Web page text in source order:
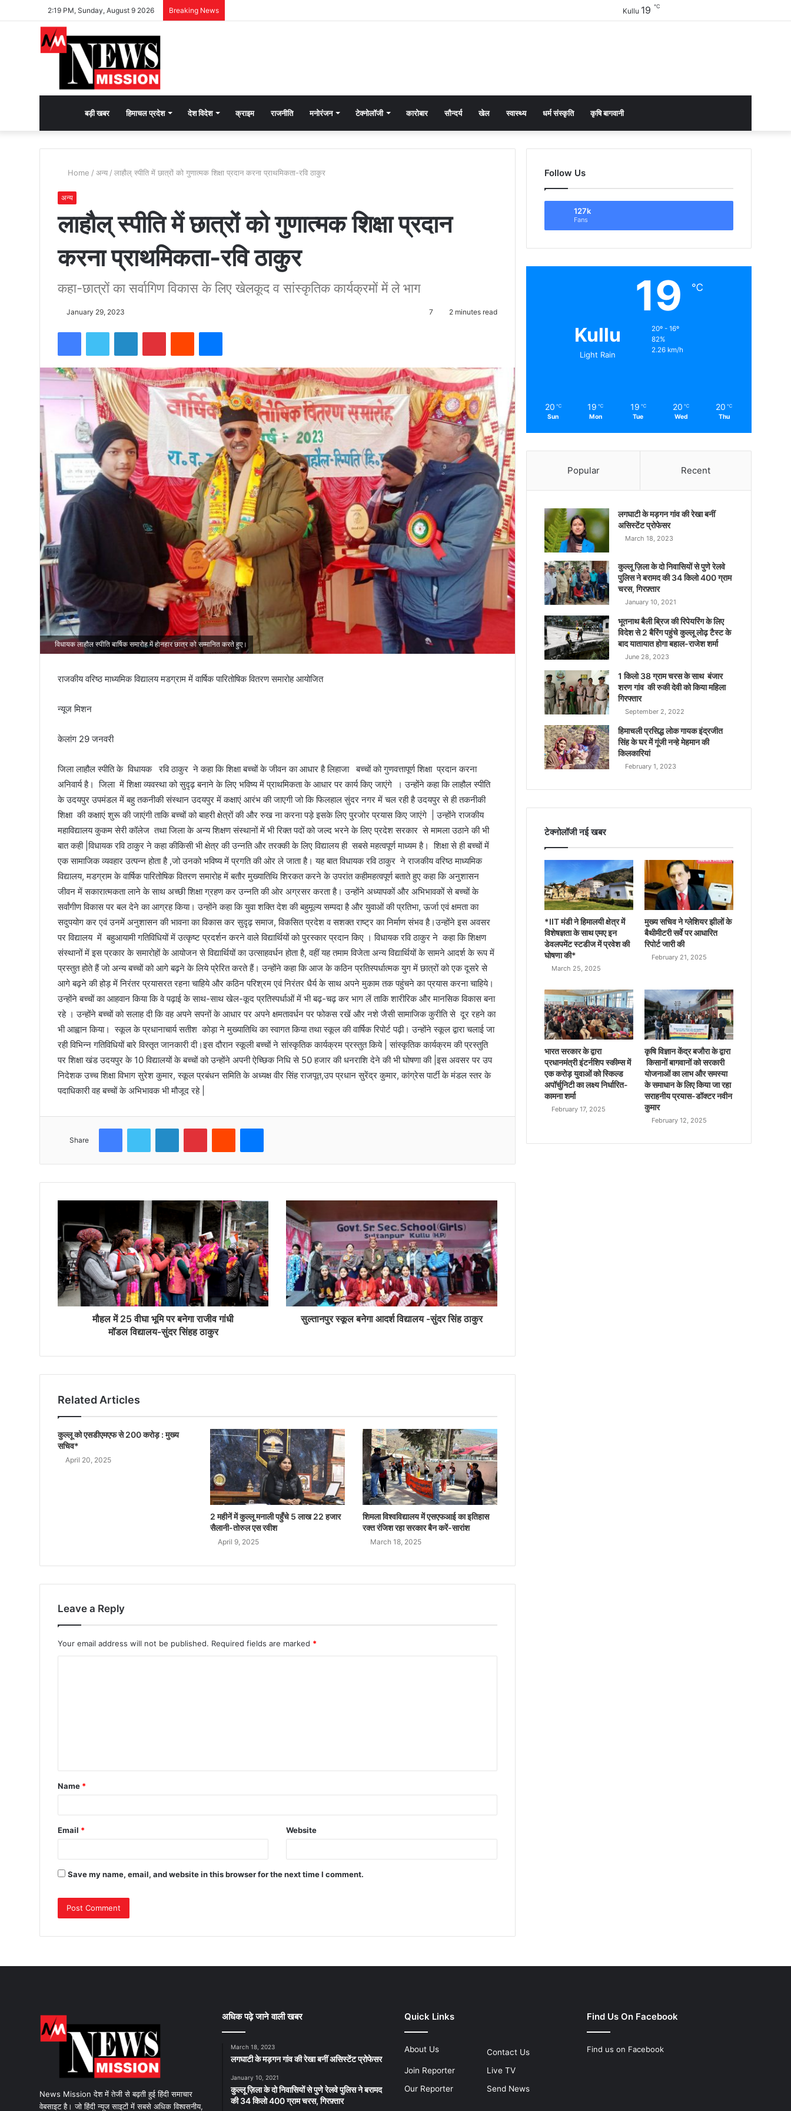
2:19 PM, Sunday, August 9 2026 Breaking News Kullu 19 ℃
भक्ति
भावना
जगाने
को
उंची
चोटी
फहराया
बड़ी खबर हिमाचल प्रदेश देश विदेश क्राइम राजनीति मनोरंजन टेक्नोलॉजी कारोबार सौन्दर्य खेल स्वास्थ्य धर्म संस्कृति कृषि बागवानी
Home / अन्य / लाहौल् स्पीति में छात्रों को गुणात्मक शिक्षा प्रदान करना प्राथमिकता-रवि ठाकुर
अन्य
लाहौल् स्पीति में छात्रों को गुणात्मक शिक्षा प्रदान
करना प्राथमिकता-रवि ठाकुर
कहा-छात्रों का सर्वागिण विकास के लिए खेलकूद व सांस्कृतिक कार्यक्रमों में ले भाग
January 29, 2023 7 2 minutes read
विधायक लाहौल स्पीति बार्षिक समारोह में हाेनहार छात्र को सम्मानित करते हुए।
राजकीय वरिष्ठ माध्यमिक विद्यालय मडग्राम में वार्षिक पारितोषिक वितरण समारोह आयोजित
न्यूज मिशन
केलांग 29 जनवरी
जिला लाहौल स्पीति के विधायक रवि ठाकुर ने कहा कि शिक्षा बच्चों के जीवन का आधार है लिहाजा बच्चों को गुणवत्तापूर्ण शिक्षा प्रदान करना
अनिवार्य है। जिला में शिक्षा व्यवस्था को सुदृढ़ बनाने के लिए भविष्य में प्राथमिकता के आधार पर कार्य किए जाएंगे । उन्होंने कहा कि लाहौल स्पीति
के उदयपुर उपमंडल में बहु तकनीकी संस्थान उदयपुर में कक्षाएं आरंभ की जाएगी जो कि फिलहाल सुंदर नगर में चल रही है उदयपुर से ही तकनीकी
शिक्षा की कक्षाएं शुरू की जाएंगी ताकि बच्चों को बाहरी क्षेत्रों की और रुख ना करना पड़े इसके लिए पुरजोर प्रयास किए जाएंगे | उन्होंने राजकीय
महाविद्यालय कुकम सेरी कॉलेज तथा जिला के अन्य शिक्षण संस्थानों में भी रिक्त पदों को जल्द भरने के लिए प्रदेश सरकार से मामला उठाने की भी
बात कही |विधायक रवि ठाकुर ने कहा कीकिसी भी क्षेत्र की उन्नति और तरक्की के लिए विद्यालय ही सबसे महत्वपूर्ण माध्यम है। शिक्षा से ही बच्चों में
एक सामाजिक व्यवहार उत्पन्न होता है ,जो उनको भविष्य में प्रगति की ओर ले जाता है। यह बात विधायक रवि ठाकुर ने राजकीय वरिष्ठ माध्यमिक
विद्यालय, मडग्राम के वार्षिक पारितोषिक वितरण समारोह में बतौर मुख्यातिथि शिरकत करने के उपरांत कहीमहत्वपूर्ण बताते हुए कहा कि अनुशासन
जीवन में सकारात्मकता लाने के साथ अच्छी शिक्षा ग्रहण कर उन्नति की ओर अग्रसर करता है। उन्होंने अध्यापकों और अभिभावकों से बच्चों के
सर्वांगीण विकास पर बल देने का आग्रह किया। उन्होंने कहा कि युवा शक्ति देश की बहुमूल्य सम्पदा है और युवाओं की प्रतिभा, ऊर्जा एवं क्षमता का
सदुपयोग कर एवं उनमें अनुशासन की भावना का विकास कर सुदृढ़ समाज, विकसित प्रदेश व सशक्त राष्ट्र का निर्माण संभव है।उन्होंने इस अवसर
पर विद्यालय में बहुआयामी गतिविधियों में उत्कृष्ट प्रदर्शन करने वाले विद्यार्थियों को पुरस्कार प्रदान किए । विधायक रवि ठाकुर ने कहा कि शिक्षण
संस्थानों में इस प्रकार के समारोहों के आयोजन से विद्यार्थियों का उत्साहवर्धन होता है, वहीं यह तमाम विजेता अन्य विद्यार्थियों के सामने आदर्श के रूप में
प्रस्तुत होते हैं जो अन्य बच्चों को आगे बढ़ने के लिये प्रेरित करते हैं। उन्होंने कहा कि आज के कठिन प्रतिस्पर्धात्मक युग में छात्रों को एक दूसरे से
आगे बढ़ने की होड़ में निरंतर प्रयासरत रहना चाहिये और कठिन परिश्रम एवं निरंतर धैर्य के साथ अपने मुकाम तक पहुंचने का प्रयास करना चाहिये।
उन्होंने बच्चों का आहवान किया कि वे पढ़ाई के साथ-साथ खेल-कूद प्रतिस्पर्धाओं में भी बढ़-चढ़ कर भाग लें ताकि शारीरिक और मानसिक विकास बना
रहे । उन्होंने बच्चों को सलाह दी कि वह अपने सपनों के आधार पर अपने क्षमतावर्धन पर फोकस रखें और नशे जैसी सामाजिक कुरीति से दूर रहने का
भी आह्वान किया। स्कूल के प्रधानाचार्य सतीश कोड़ा ने मुख्यातिथि का स्वागत किया तथा स्कूल की वार्षिक रिपोर्ट पढ़ी। उन्होंने स्कूल द्वारा चलाई जा
रही विभिन्न गतिविधियों बारे विस्तृत जानकारी दी।इस दौरान स्कूली बच्चों ने सांस्कृतिक कार्यक्रम प्रस्तुत किये | सांस्कृतिक कार्यक्रम की प्रस्तुति
पर शिक्षा खंड उदयपुर के 10 विद्यालयों के बच्चों को उन्होंने अपनी ऐच्छिक निधि से 50 हजार की धनराशि देने की भी घोषणा की |इस अवसर पर उप
निदेशक उच्च शिक्षा विभाग सुरेश कुमार, स्कूल प्रबंधन समिति के अध्यक्ष वीर सिंह राजपूत,उप प्रधान सुरेंद्र कुमार, कांग्रेस पार्टी के मंडल स्तर के
पदाधिकारी वह बच्चों के अभिभावक भी मौजूद रहे |
Share
मौहल में 25 वीघा भूमि पर बनेगा राजीव गांधी
मॉडल विद्यालय-सुंदर सिंहह ठाकुर
सुल्तानपुर स्कूल बनेगा आदर्श विद्यालय -सुंदर सिंह ठाकुर
Related Articles
कुल्लू को एसडीएमएफ से 200 करोड़ : मुख्य
सचिव*
April 20, 2025
2 महीनें में कुल्लू मनाली पहुँचे 5 लाख 22 हजार
सैलानी-तोरुल एस रवीश
April 9, 2025
शिमला विश्वविद्यालय में एसएफआई का इतिहास
रक्त रंजिश रहा सरकार बैन करें-सारांश
March 18, 2025
Leave a Reply
Your email address will not be published. Required fields are marked *
Name *
Email * Website
Save my name, email, and website in this browser for the next time I comment.
Follow Us
127k
Fans
Kullu
Light Rain
19 ℃
20º - 16º
82%
2.26 km/h
20 ℃
Sun
19 ℃
Mon
19 ℃
Tue
20 ℃
Wed
20 ℃
Thu
Popular Recent
लगघाटी के मड़गन गांव की रेखा बनीं
असिस्टेंट प्रोफेसर
March 18, 2023
कुल्लू ज़िला के दो निवासियों से पुणे रेलवे
पुलिस ने बरामद की 34 किलो 400 ग्राम
चरस, गिरफ़्तार
January 10, 2021
भूतनाथ बैली ब्रिज की रिपेयरिंग के लिए
विदेश से 2 बैरिंग पहुंचे कुल्लू लोढ़ टैस्ट के
बाद यातायात होगा बहाल-राजेश शर्मा
June 28, 2023
1 किलो 38 ग्राम चरस के साथ बंजार
शरण गांव की रुकी देवी को किया महिला
गिरफ्तार
September 2, 2022
हिमाचली प्रसिद्ध लोक गायक इंद्रजीत
सिंह के घर में गूंजी नन्हे मेहमान की
किलकारियां
February 1, 2023
टेक्नोलॉजी नई खबर
*IIT मंडी ने हिमालयी क्षेत्र में
विशेषज्ञता के साथ एमए इन
डेवलपमेंट स्टडीज में प्रवेश की
घोषणा की*
March 25, 2025
मुख्य सचिव ने ग्लेशियर झीलों के
बैथीमीटरी सर्वे पर आधारित
रिपोर्ट जारी की
February 21, 2025
भारत सरकार के द्वारा
प्रधानमंत्री इंटर्नशिप स्कीम्स में
एक करोड़ युवाओं को स्किल्ड
अपॉर्चुनिटी का लक्ष्य निर्धारित-
कामना शर्मा
February 17, 2025
कृषि विज्ञान केंद्र बजौरा के द्वारा
किसानों बागवानों को सरकारी
योजनाओं का लाभ और समस्या
के समाधान के लिए किया जा रहा
सराहनीय प्रयास-डॉक्टर नवीन
कुमार
February 12, 2025
News Mission देश में तेजी से बढ़ती हुई हिंदी समाचार
वेबसाइट है। जो हिंदी न्यूज साइटों में सबसे अधिक विश्वसनीय,
अधिक पढ़े जाने वाली खबर
March 18, 2023
लगघाटी के मड़गन गांव की रेखा बनीं असिस्टेंट प्रोफेसर
January 10, 2021
कुल्लू ज़िला के दो निवासियों से पुणे रेलवे पुलिस ने बरामद
की 34 किलो 400 ग्राम चरस, गिरफ़्तार
Quick Links
About Us
Contact Us
Join Reporter
Live TV
Our Reporter
Send News
Find Us On Facebook
Find us on Facebook